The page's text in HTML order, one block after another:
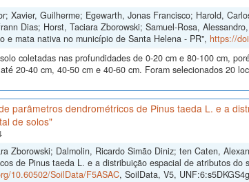
Xavier, Guilherme; Egewarth, Jonas Francisco; Harold,
Dias; Horst, Taciara Zborowski; Samuel-Rosa,
e mata nativa no município de Santa Helena - PR", https://
coletadas nas profundidades de 0-20 cm e 80-100 cm,
20-40 cm, 40-50 cm e 40-60 cm. Foram selecionados 20
parâmetros dendrométricos de Pinus taeda L. e a
de solos"
Zborowski; Dalmolin, Ricardo Simão Diniz; ten Caten,
de Pinus taeda L. e a distribuição espacial de atributos do
10.60502/SoilData/F5ASAC, SoilData, V5,